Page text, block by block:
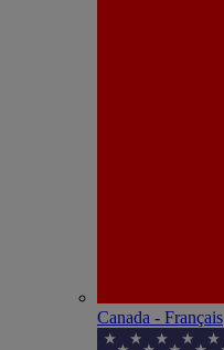
Canada - Français